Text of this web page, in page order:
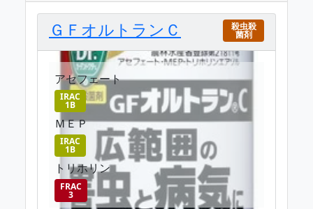
ＧＦオルトランＣ 殺虫殺
菌剤
アセフェート
IRAC
1B
ＭＥＰ
IRAC
1B
トリホリン
FRAC
3